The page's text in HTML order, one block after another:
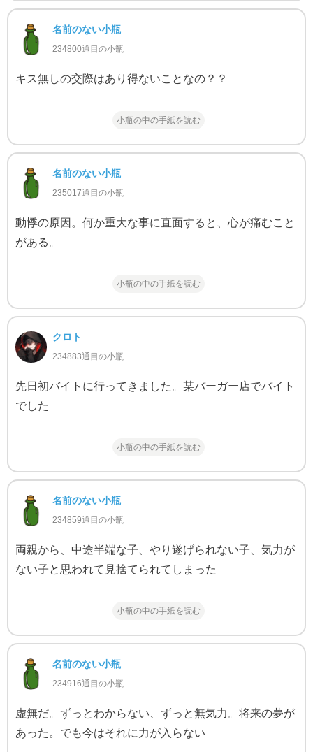
名前のない小瓶
234800通目の小瓶
キス無しの交際はあり得ないことなの？？
小瓶の中の手紙を読む
名前のない小瓶
235017通目の小瓶
動悸の原因。何か重大な事に直面すると、心が痛むこと
がある。
小瓶の中の手紙を読む
クロト
234883通目の小瓶
先日初バイトに行ってきました。某バーガー店でバイト
でした
小瓶の中の手紙を読む
名前のない小瓶
234859通目の小瓶
両親から、中途半端な子、やり遂げられない子、気力が
ない子と思われて見捨てられてしまった
小瓶の中の手紙を読む
名前のない小瓶
234916通目の小瓶
虚無だ。ずっとわからない、ずっと無気力。将来の夢が
あった。でも今はそれに力が入らない